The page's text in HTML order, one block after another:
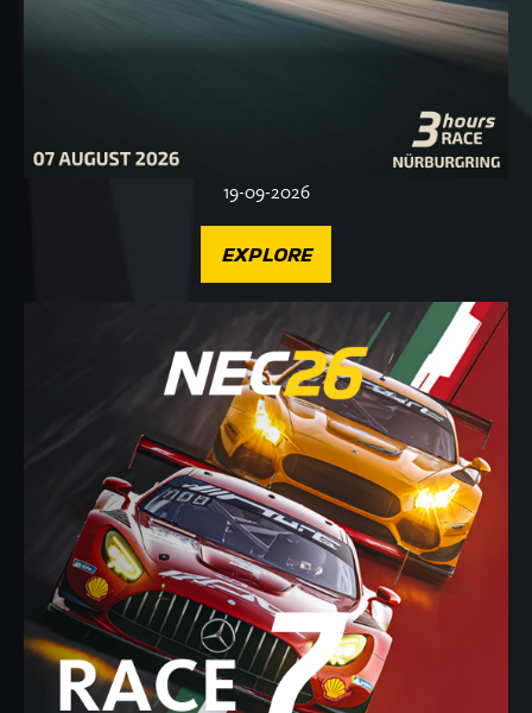
19-09-2026
EXPLORE